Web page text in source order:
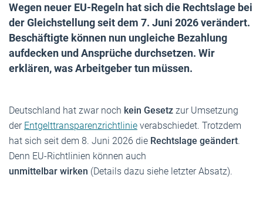
Wegen neuer EU-Regeln hat sich die Rechtslage bei
der Gleichstellung seit dem 7. Juni 2026 verändert.
Beschäftigte können nun ungleiche Bezahlung
aufdecken und Ansprüche durchsetzen. Wir
erklären, was Arbeitgeber tun müssen.
Deutschland hat zwar noch kein Gesetz zur Umsetzung
der Entgelttransparenzrichtlinie verabschiedet. Trotzdem
hat sich seit dem 8. Juni 2026 die Rechtslage geändert.
Denn EU-Richtlinien können auch
unmittelbar wirken (Details dazu siehe letzter Absatz).